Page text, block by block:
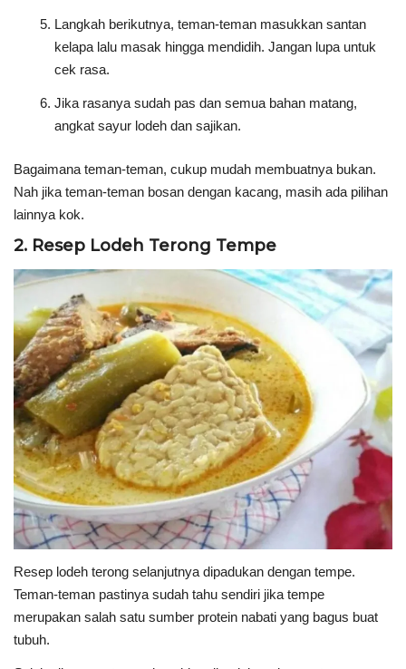
Langkah berikutnya, teman-teman masukkan santan
kelapa lalu masak hingga mendidih. Jangan lupa untuk
cek rasa.
Jika rasanya sudah pas dan semua bahan matang,
angkat sayur lodeh dan sajikan.
Bagaimana teman-teman, cukup mudah membuatnya bukan.
Nah jika teman-teman bosan dengan kacang, masih ada pilihan
lainnya kok.
2. Resep Lodeh Terong Tempe
Resep lodeh terong selanjutnya dipadukan dengan tempe.
Teman-teman pastinya sudah tahu sendiri jika tempe
merupakan salah satu sumber protein nabati yang bagus buat
tubuh.